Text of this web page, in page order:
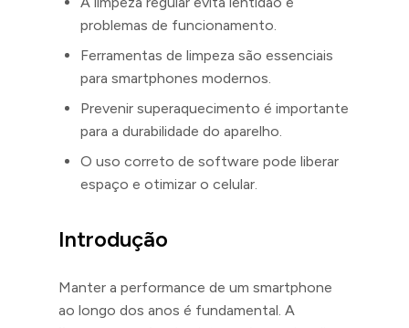
problemas de funcionamento.
Ferramentas de limpeza são essenciais
para smartphones modernos.
Prevenir superaquecimento é importante
para a durabilidade do aparelho.
O uso correto de software pode liberar
espaço e otimizar o celular.
Introdução
Manter a performance de um smartphone
ao longo dos anos é fundamental. A